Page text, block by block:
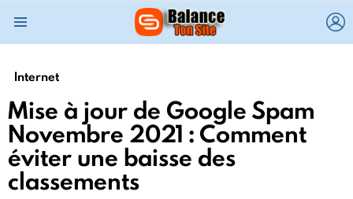
Internet
Mise à jour de Google Spam
Novembre 2021 : Comment
éviter une baisse des
classements